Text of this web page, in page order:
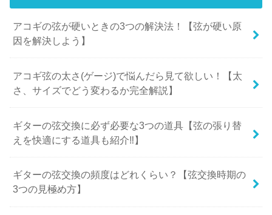
アコギの弦が硬いときの3つの解決法！【弦が硬い原
因を解決しよう】
アコギ弦の太さ(ゲージ)で悩んだら見て欲しい！【太
さ、サイズでどう変わるか完全解説】
ギターの弦交換に必ず必要な3つの道具【弦の張り替
えを快適にする道具も紹介‼︎】
ギターの弦交換の頻度はどれくらい？【弦交換時期の
3つの見極め方】